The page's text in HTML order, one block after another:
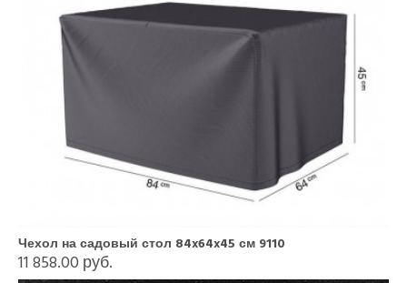
Чехол на садовый стол 84x64x45 см 9110
11 858.00 руб.